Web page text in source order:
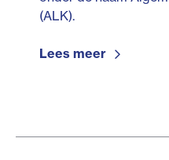
(ALK).
Lees meer